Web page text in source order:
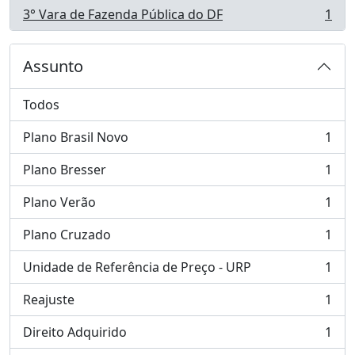
3° Vara de Fazenda Pública do DF
, 1 resultados 1
Assunto
Todos
Plano Brasil Novo
, 1 resultados
1
Plano Bresser
, 1 resultados
1
Plano Verão
, 1 resultados
1
Plano Cruzado
, 1 resultados
1
Unidade de Referência de Preço - URP
, 1 resultados
1
Reajuste
, 1 resultados
1
Direito Adquirido
, 1 resultados
1